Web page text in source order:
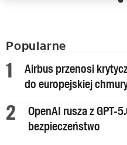
Popularne
Airbus przenosi
do europejskiej
OpenAI rusza z GPT-
bezpieczeństwo